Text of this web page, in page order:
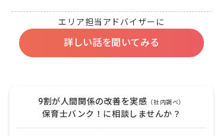
エリア担当アドバイザーに
詳しい話を聞いてみる
9割が人間関係の改善を実感 （社内調べ）
保育士バンク！に相談しませんか？